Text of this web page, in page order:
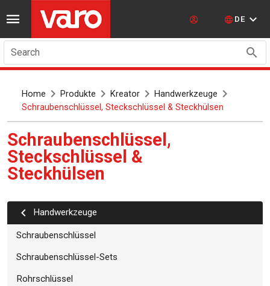
DE
Search
Home Produkte Kreator
Handwerkzeuge
Schraubenschlüssel, Steckschlüssel & Steckhülsen
Schraubenschlüssel,
Steckschlüssel &
Steckhülsen
Handwerkzeuge
Schraubenschlüssel
Schraubenschlüssel-Sets
Rohrschlüssel